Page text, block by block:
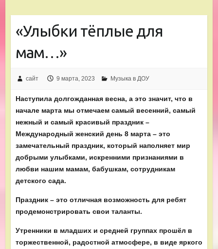
«Улыбки тёплые для
мам…»
сайт 9 марта, 2023 Музыка в ДОУ
Наступила долгожданная весна, а это значит, что в
начале марта мы отмечаем самый весенний, самый
нежный и самый красивый праздник –
Международный женский день 8 марта – это
замечательный праздник, который наполняет мир
добрыми улыбками, искренними признаниями в
любви нашим мамам, бабушкам, сотрудникам
детского сада.
Праздник – это отличная возможность для ребят
продемонстрировать свои таланты.
Утренники в младших и средней группах прошёл в
торжественной, радостной атмосфере, в виде яркого